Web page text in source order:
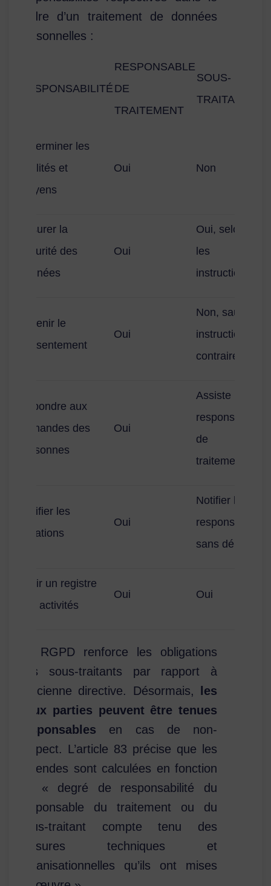
cadre d’un traitement de données
personnelles :
RESPONSABILITÉ
RESPONSABLE
DE
TRAITEMENT
SOUS-
TRAITANT
Déterminer les
finalités et
moyens
Oui Non
Assurer la
sécurité des
données
Oui
Oui, selon
les
instructions
Obtenir le
consentement
Oui
Non, sauf
instruction
contraire
Répondre aux
demandes des
personnes
Oui
Assiste le
responsable
de
traitement
Notifier les
violations
Oui
Notifier le
responsable
sans délai
Tenir un registre
des activités
Oui Oui
Le RGPD renforce les obligations
des sous-traitants par rapport à
l’ancienne directive. Désormais,
les
deux parties peuvent être tenues
responsables en cas de non-
respect. L’article 83 précise que les
amendes sont calculées en fonction
du « degré de responsabilité du
responsable du traitement ou du
sous-traitant compte tenu des
mesures techniques et
organisationnelles qu’ils ont mises